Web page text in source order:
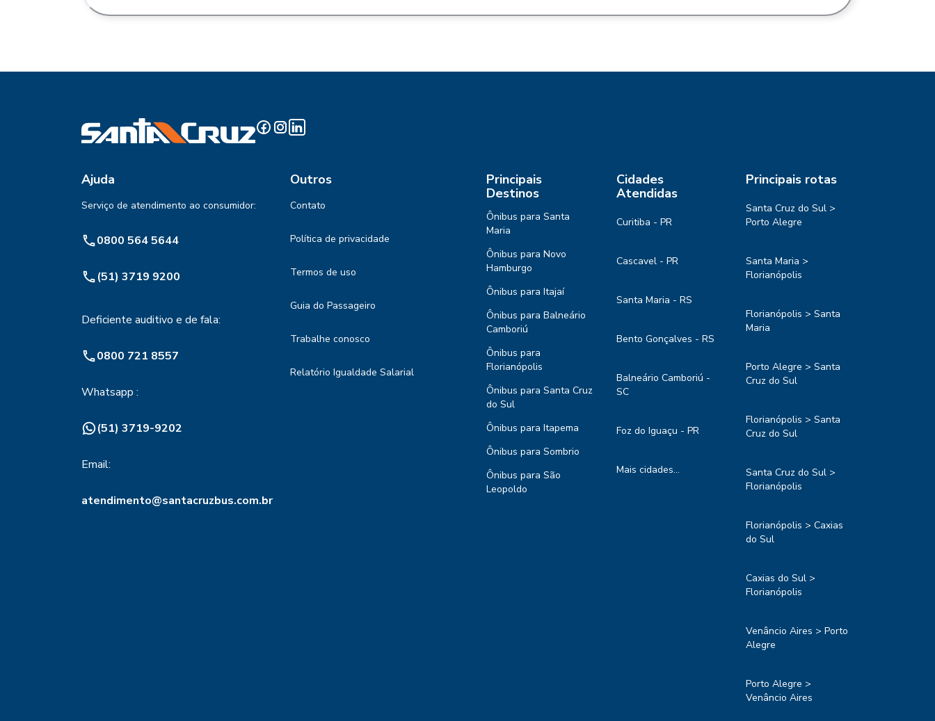
Ajuda
Serviço de atendimento ao consumidor:
0800 564 5644
(51) 3719 9200
Deficiente auditivo e de fala:
0800 721 8557
Whatsapp :
(51) 3719-9202
Email:
atendimento@santacruzbus.com.br
Outros
Contato
Política de privacidade
Termos de uso
Guia do Passageiro
Trabalhe conosco
Relatório Igualdade Salarial
Principais
Destinos
Ônibus para Santa
Maria
Ônibus para Novo
Hamburgo
Ônibus para Itajaí
Ônibus para Balneário
Camboriú
Ônibus para
Florianópolis
Ônibus para Santa Cruz
do Sul
Ônibus para Itapema
Ônibus para Sombrio
Ônibus para São
Leopoldo
Cidades
Atendidas
Curitiba - PR
Cascavel - PR
Santa Maria - RS
Bento Gonçalves - RS
Balneário Camboriú -
SC
Foz do Iguaçu - PR
Mais cidades...
Principais rotas
Santa Cruz do Sul >
Porto Alegre
Santa Maria >
Florianópolis
Florianópolis > Santa
Maria
Porto Alegre > Santa
Cruz do Sul
Florianópolis > Santa
Cruz do Sul
Santa Cruz do Sul >
Florianópolis
Florianópolis > Caxias
do Sul
Caxias do Sul >
Florianópolis
Venâncio Aires > Porto
Alegre
Porto Alegre >
Venâncio Aires